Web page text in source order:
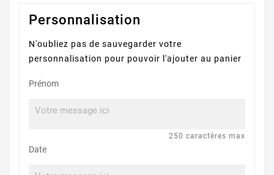
Personnalisation
N'oubliez pas de sauvegarder votre
personnalisation pour pouvoir l'ajouter au panier
Prénom
250 caractères max
Date